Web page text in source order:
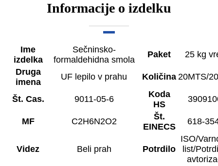
Informacije o izdelku
Ime
izdelka
Sečninsko-
formaldehidna smola
Paket
25 kg
Druga
imena
UF lepilo v prahu Količina 20MTS/
Št. Cas. 9011-05-6
Koda
HS
MF C2H6N2O2
Št.
EINECS
618-
Videz Beli prah Potrdilo
ISO/
list/